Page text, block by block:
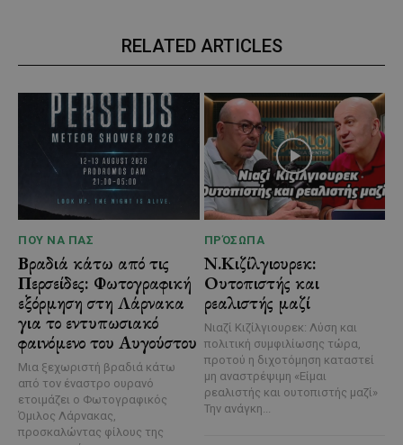
RELATED ARTICLES
ΠΟΥ ΝΑ ΠΑΣ
Βραδιά κάτω από τις
Περσείδες: Φωτογραφική
εξόρμηση στη Λάρνακα
για το εντυπωσιακό
φαινόμενο του Αυγούστου
Μια ξεχωριστή βραδιά κάτω
από τον έναστρο ουρανό
ετοιμάζει ο Φωτογραφικός
Όμιλος Λάρνακας,
προσκαλώντας φίλους της
ΠΡΌΣΩΠΑ
Ν.Κιζίλγιουρεκ:
Ουτοπιστής και
ρεαλιστής μαζί
Νιαζί Κιζίλγιουρεκ: Λύση και
πολιτική συμφιλίωσης τώρα,
προτού η διχοτόμηση καταστεί
μη αναστρέψιμη «Είμαι
ρεαλιστής και ουτοπιστής μαζί»
Την ανάγκη...